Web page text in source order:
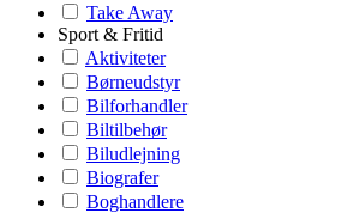
Take Away
Sport & Fritid
Aktiviteter
Børneudstyr
Bilforhandler
Biltilbehør
Biludlejning
Biografer
Boghandlere